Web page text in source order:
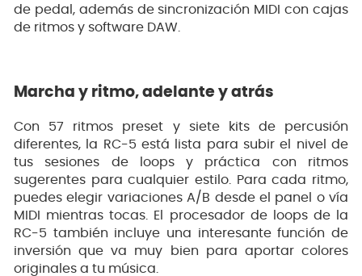
de pedal, además de sincronización MIDI con cajas
de ritmos y software DAW.
Marcha y ritmo, adelante y atrás
Con 57 ritmos preset y siete kits de percusión
diferentes, la RC-5 está lista para subir el nivel de
tus sesiones de loops y práctica con ritmos
sugerentes para cualquier estilo. Para cada ritmo,
puedes elegir variaciones A/B desde el panel o vía
MIDI mientras tocas. El procesador de loops de la
RC-5 también incluye una interesante función de
inversión que va muy bien para aportar colores
originales a tu música.